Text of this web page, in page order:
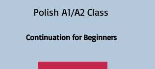
Polish A1/A2 Class
Continuation for Beginners